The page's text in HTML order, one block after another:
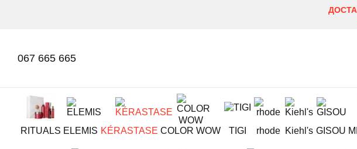
067 665 665
RITUALS ELEMIS KÉRASTASE COLOR WOW TIGI rhode Kiehl's GISOU